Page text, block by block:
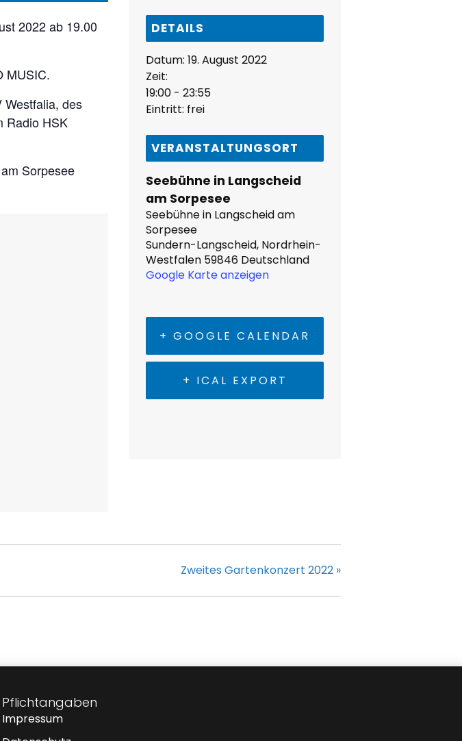
2022 ab 19.00
MUSIC.
Westfalia, des
Radio HSK
Sorpesee
DETAILS
Datum: 19. August 2022
Zeit:
19:00 - 23:55
Eintritt: frei
VERANSTALTUNGSORT
Seebühne in Langscheid
am Sorpesee
Seebühne in Langscheid am
Sorpesee
Sundern-Langscheid, Nordrhein-
Westfalen 59846 Deutschland
Google Karte anzeigen
+ GOOGLE CALENDAR
+ ICAL EXPORT
Zweites Gartenkonzert 2022 »
Pflichtangaben
Impressum